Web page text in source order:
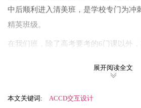
中后顺利进入清美班，是学校专门为冲
精英班级。
在我们班，除了高考要考的6门课以外
展开阅读全文
本文关键词: ACCD交互设计